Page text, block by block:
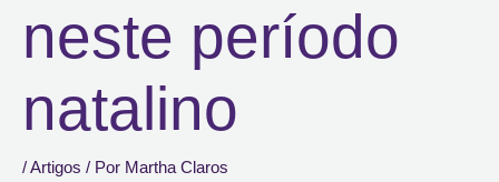
neste período
natalino
/Artigos / Por Martha Claros